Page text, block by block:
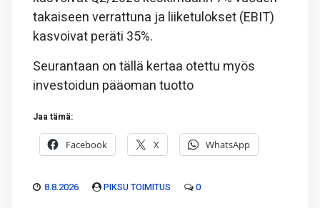
takaiseen verrattuna ja liiketulokset (EBIT)
kasvoivat peräti 35%.
Seurantaan on tällä kertaa otettu myös
investoidun pääoman tuotto
Jaa tämä:
Facebook X WhatsApp
8.8.2026 PIKSU TOIMITUS 0